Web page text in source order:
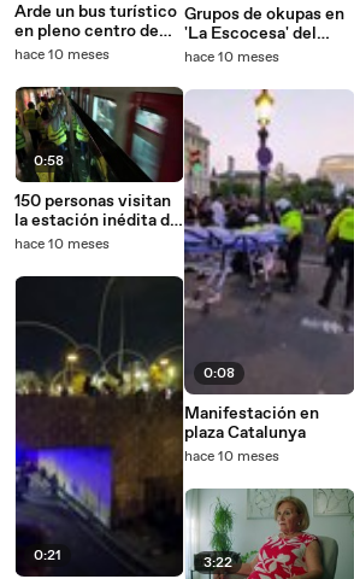
Arde un bus turístico
en pleno centro de
Barcelona
hace 10 meses
0:58
150 personas visitan
la estación inédita de
Gaudí del metro de
hace 10 meses
0:21
Grupos de okupas en
'La Escocesa' del
Poblenou
hace 10 meses
0:08
Manifestación en
plaza Catalunya
hace 10 meses
3:22